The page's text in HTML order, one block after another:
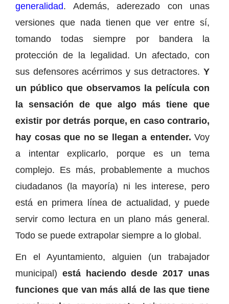
generalidad. Además, aderezado con unas
versiones que nada tienen que ver entre sí,
tomando todas siempre por bandera la
protección de la legalidad. Un afectado, con
sus defensores acérrimos y sus detractores. Y
un público que observamos la película con
la sensación de que algo más tiene que
existir por detrás porque, en caso contrario,
hay cosas que no se llegan a entender. Voy
a intentar explicarlo, porque es un tema
complejo. Es más, probablemente a muchos
ciudadanos (la mayoría) ni les interese, pero
está en primera línea de actualidad, y puede
servir como lectura en un plano más general.
Todo se puede extrapolar siempre a lo global.
En el Ayuntamiento, alguien (un trabajador
municipal) está haciendo desde 2017 unas
funciones que van más allá de las que tiene